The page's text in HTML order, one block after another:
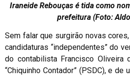
Iraneide Rebouças é tida como
prefeitura (Foto:
Sem falar que surgirão novas
candidaturas “independentes” do
do contabilista Francisco Oliveira
“Chiquinho Contador” (PSDC), e